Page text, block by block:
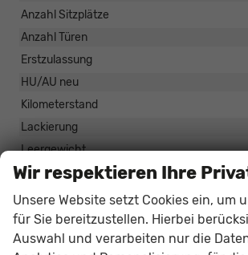
Anzahl Sitzplätze
Anzahl Türen
Erstzulassung
HU/AU neu
Kilometerstand
Lackierung
Leergewicht
Nichtraucher-Fahrzeug
Polsterung
Tageszulassung
Zustand
Wir respektieren Ihre
Unsere Website setzt Cookies ein, um
für Sie bereitzustellen. Hierbei
Auswahl und verarbeiten nur die